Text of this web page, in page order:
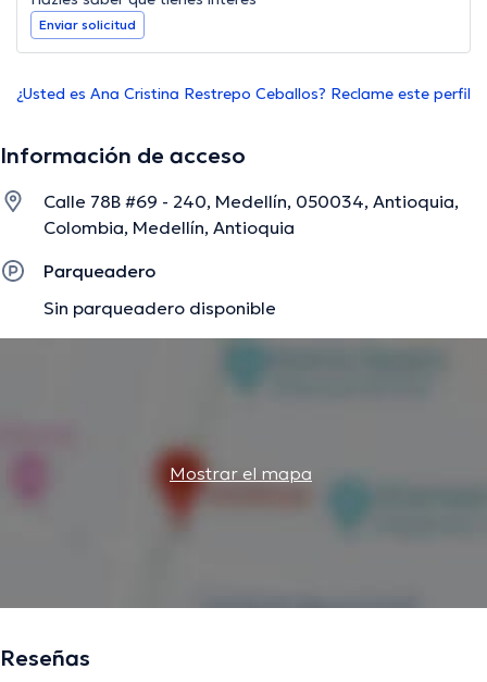
Enviar solicitud
¿Usted es Ana Cristina Restrepo Ceballos? Reclame este perfil
Información de acceso
Calle 78B #69 - 240, Medellín, 050034, Antioquia,
Colombia, Medellín, Antioquia
Parqueadero
Sin parqueadero disponible
Mostrar el mapa
Reseñas